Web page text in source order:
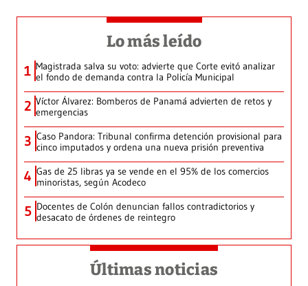
Lo más leído
1 Magistrada salva su voto: advierte que Corte evitó analizar
el fondo de demanda contra la Policía Municipal
2 Víctor Álvarez: Bomberos de Panamá advierten de retos y
emergencias
3 Caso Pandora: Tribunal confirma detención provisional para
cinco imputados y ordena una nueva prisión preventiva
4 Gas de 25 libras ya se vende en el 95% de los comercios
minoristas, según Acodeco
5 Docentes de Colón denuncian fallos contradictorios y
desacato de órdenes de reintegro
Últimas noticias